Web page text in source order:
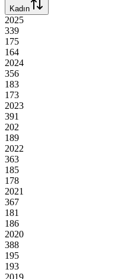
Kadın
2025
339
175
164
2024
356
183
173
2023
391
202
189
2022
363
185
178
2021
367
181
186
2020
388
195
193
2019